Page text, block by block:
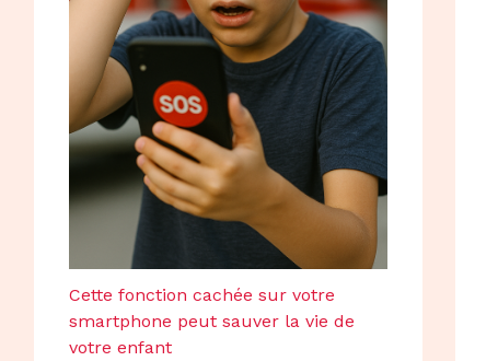
Cette fonction cachée sur votre
smartphone peut sauver la vie de
votre enfant